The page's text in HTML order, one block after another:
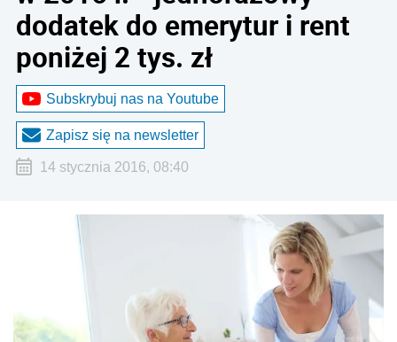
dodatek do emerytur i rent
poniżej 2 tys. zł
Subskrybuj nas na Youtube
Zapisz się na newsletter
14 stycznia 2016, 08:40